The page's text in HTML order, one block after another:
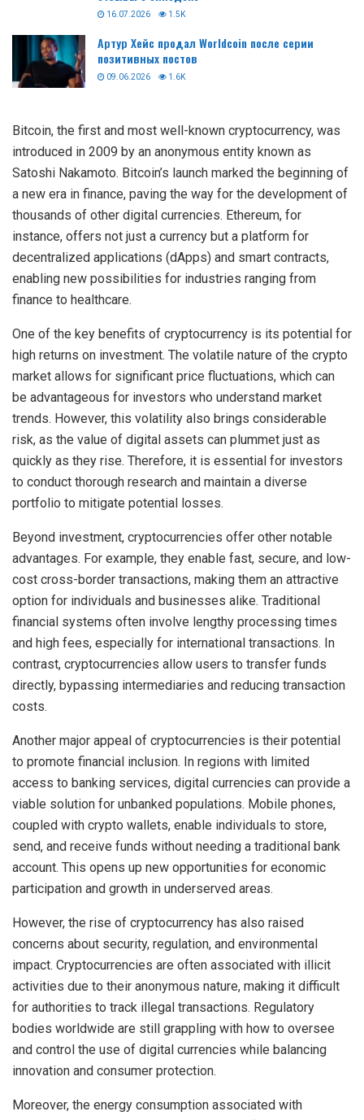
16.07.2026 1.5K
Артур Хейс продал Worldcoin после серии
позитивных постов
09.06.2026 1.6K
Bitcoin, the first and most well-known cryptocurrency, was
introduced in 2009 by an anonymous entity known as
Satoshi Nakamoto. Bitcoin’s launch marked the beginning of
a new era in finance, paving the way for the development of
thousands of other digital currencies. Ethereum, for
instance, offers not just a currency but a platform for
decentralized applications (dApps) and smart contracts,
enabling new possibilities for industries ranging from
finance to healthcare.
One of the key benefits of cryptocurrency is its potential for
high returns on investment. The volatile nature of the crypto
market allows for significant price fluctuations, which can
be advantageous for investors who understand market
trends. However, this volatility also brings considerable
risk, as the value of digital assets can plummet just as
quickly as they rise. Therefore, it is essential for investors
to conduct thorough research and maintain a diverse
portfolio to mitigate potential losses.
Beyond investment, cryptocurrencies offer other notable
advantages. For example, they enable fast, secure, and low-
cost cross-border transactions, making them an attractive
option for individuals and businesses alike. Traditional
financial systems often involve lengthy processing times
and high fees, especially for international transactions. In
contrast, cryptocurrencies allow users to transfer funds
directly, bypassing intermediaries and reducing transaction
costs.
Another major appeal of cryptocurrencies is their potential
to promote financial inclusion. In regions with limited
access to banking services, digital currencies can provide a
viable solution for unbanked populations. Mobile phones,
coupled with crypto wallets, enable individuals to store,
send, and receive funds without needing a traditional bank
account. This opens up new opportunities for economic
participation and growth in underserved areas.
However, the rise of cryptocurrency has also raised
concerns about security, regulation, and environmental
impact. Cryptocurrencies are often associated with illicit
activities due to their anonymous nature, making it difficult
for authorities to track illegal transactions. Regulatory
bodies worldwide are still grappling with how to oversee
and control the use of digital currencies while balancing
innovation and consumer protection.
Moreover, the energy consumption associated with